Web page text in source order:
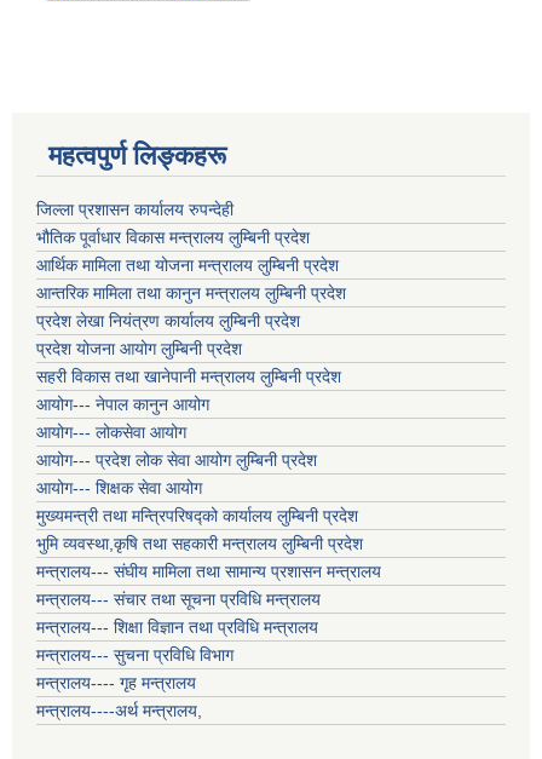
महत्वपुर्ण लिङ्कहरू
जिल्ला प्रशासन कार्यालय रुपन्देही
भौतिक पूर्वाधार विकास मन्त्रालय लुम्बिनी प्रदेश
आर्थिक मामिला तथा योजना मन्त्रालय लुम्बिनी प्रदेश
आन्तरिक मामिला तथा कानुन मन्त्रालय लुम्बिनी प्रदेश
प्रदेश लेखा नियंत्रण कार्यालय लुम्बिनी प्रदेश
प्रदेश योजना आयोग लुम्बिनी प्रदेश
सहरी विकास तथा खानेपानी मन्त्रालय लुम्बिनी प्रदेश
आयोग--- नेपाल कानुन आयोग
आयोग--- लोकसेवा आयोग
आयोग--- प्रदेश लोक सेवा आयोग लुम्बिनी प्रदेश
आयोग--- शिक्षक सेवा आयोग
मुख्यमन्त्री तथा मन्त्रिपरिषद्को कार्यालय लुम्बिनी प्रदेश
भुमि व्यवस्था,कृषि तथा सहकारी मन्त्रालय लुम्बिनी प्रदेश
मन्त्रालय--- संघीय मामिला तथा सामान्य प्रशासन मन्त्रालय
मन्त्रालय--- संचार तथा सूचना प्रविधि मन्त्रालय
मन्त्रालय--- शिक्षा विज्ञान तथा प्रविधि मन्त्रालय
मन्त्रालय--- सुचना प्रविधि विभाग
मन्त्रालय---- गृह मन्त्रालय
मन्त्रालय----अर्थ मन्त्रालय,